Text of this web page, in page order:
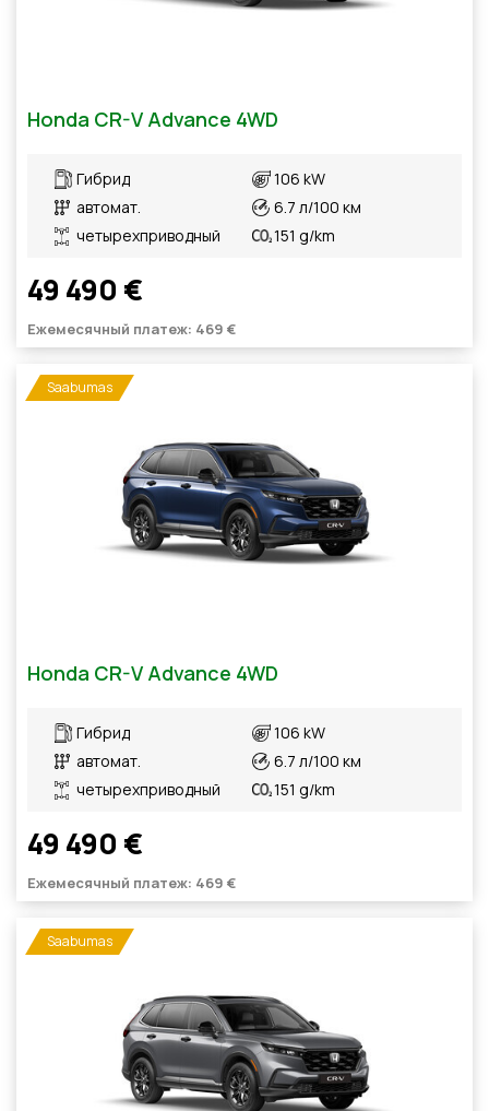
Honda CR-V Advance 4WD
Гибрид
автомат.
четырехприводный
106 kW
6.7 л/100 км
151 g/km
49 490 €
Ежемесячный платеж: 469 €
Saabumas
Honda CR-V Advance 4WD
Гибрид
автомат.
четырехприводный
106 kW
6.7 л/100 км
151 g/km
49 490 €
Ежемесячный платеж: 469 €
Saabumas